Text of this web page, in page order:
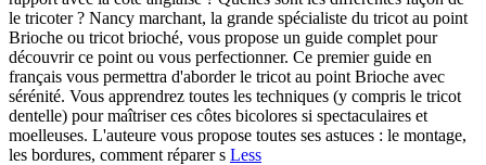
le tricoter ? Nancy marchant, la grande spécialiste du tricot au point
Brioche ou tricot brioché, vous propose un guide complet pour
découvrir ce point ou vous perfectionner. Ce premier guide en
français vous permettra d'aborder le tricot au point Brioche avec
sérénité. Vous apprendrez toutes les techniques (y compris le tricot
dentelle) pour maîtriser ces côtes bicolores si spectaculaires et
moelleuses. L'auteure vous propose toutes ses astuces : le montage,
les bordures, comment réparer s Less